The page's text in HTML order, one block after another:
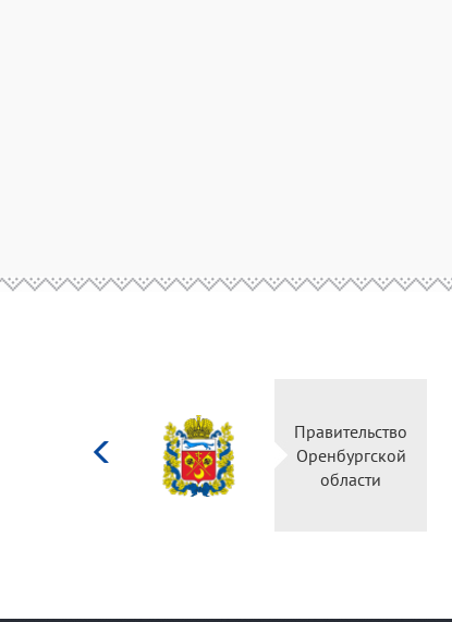
Правительство
Оренбургской
области